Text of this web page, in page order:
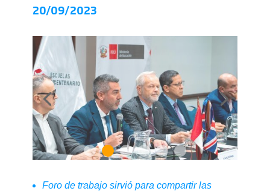
20/09/2023
Foro de trabajo sirvió para compartir las